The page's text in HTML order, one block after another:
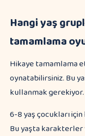
Hangi yaş
tamamlama
Hikaye tamamlama
oynatabilirsiniz. Bu
kullanmak gerekiyor.
6-8 yaş çocukları
Bu yaşta karakterler